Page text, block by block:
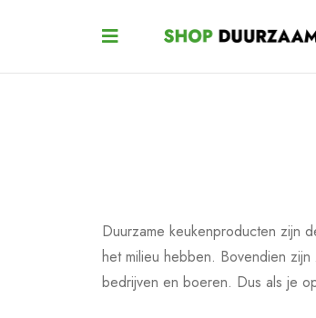
Duurzame keukenproducten zijn
het milieu hebben. Bovendien
bedrijven en boeren. Dus als je